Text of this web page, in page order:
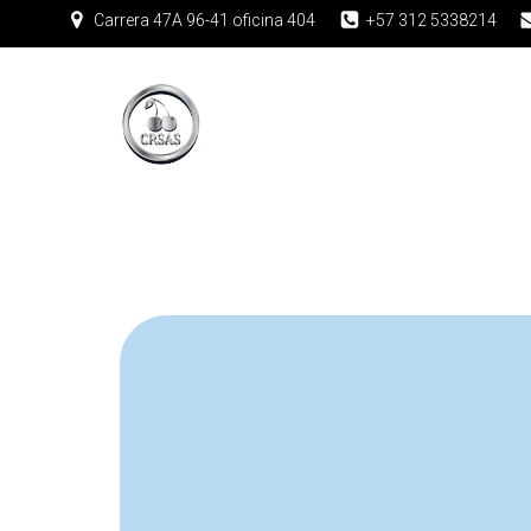
Carrera 47A 96-41 oficina 404 +57 312 5338214